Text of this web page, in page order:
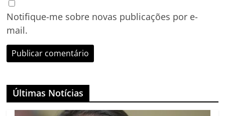
Notifique-me sobre novas publicações por e-
mail.
Últimas Notícias